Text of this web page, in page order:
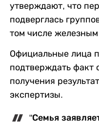
утверждают, что
подверглась
том числе
Официальные лица
подтверждать факт
получения
экспертизы.
"Семья